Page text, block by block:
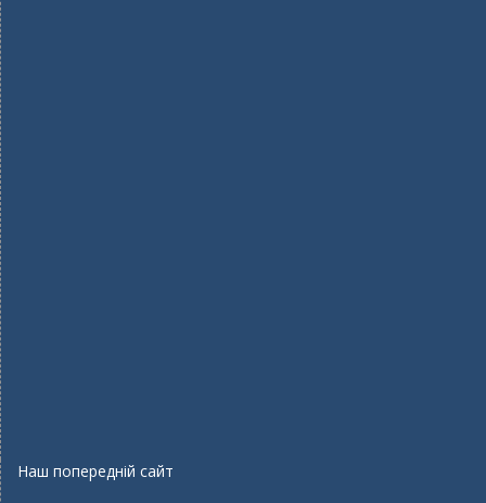
Наш попередній сайт